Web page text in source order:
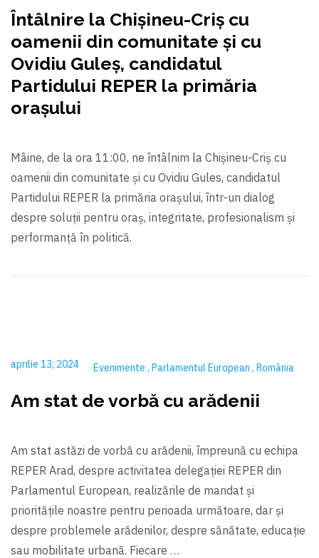
Întâlnire la Chişineu-Criş cu
oamenii din comunitate şi cu
Ovidiu Guleș, candidatul
Partidului REPER la primăria
orașului
Mâine, de la ora 11:00, ne întâlnim la Chişineu-Criş cu
oamenii din comunitate şi cu Ovidiu Gules, candidatul
Partidului REPER la primăria orașului, într-un dialog
despre soluții pentru oraş, integritate, profesionalism şi
performanță în politică.
aprilie 13, 2024 Evenimente Parlamentul European România
Am stat de vorbă cu arădenii
Am stat astăzi de vorbă cu arădenii, împreună cu echipa
REPER Arad, despre activitatea delegației REPER din
Parlamentul European, realizările de mandat și
prioritățile noastre pentru perioada următoare, dar şi
despre problemele arădenilor, despre sănătate, educație
sau mobilitate urbană. Fiecare …